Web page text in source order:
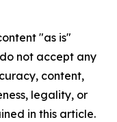
"as is"
not accept any
content,
legality, or
in this article.